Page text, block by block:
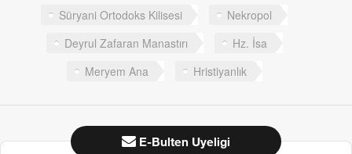
Süryani Ortodoks Kilisesi
Nekropol
Deyrul Zafaran Manastırı
Hz. İsa
Meryem Ana
Hristiyanlık
E-Bulten Uyeligi